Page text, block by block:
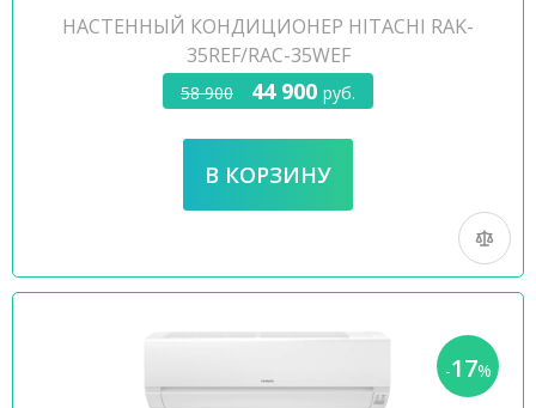
НАСТЕННЫЙ КОНДИЦИОНЕР HITACHI RAK-
35REF/RAC-35WEF
58 900 44 900 руб.
-17%